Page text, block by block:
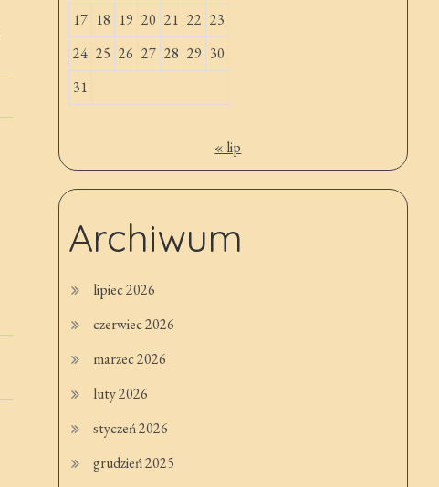
17 18 19 20 21 22 23
24 25 26 27 28 29 30
31
« lip
Archiwum
lipiec 2026
czerwiec 2026
marzec 2026
luty 2026
styczeń 2026
grudzień 2025